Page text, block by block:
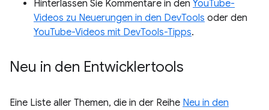
Hinterlassen Sie Kommentare in den YouTube-
Videos zu Neuerungen in den DevTools oder den
YouTube-Videos mit DevTools-Tipps.
Neu in den Entwicklertools
Eine Liste aller Themen, die in der Reihe Neu in den